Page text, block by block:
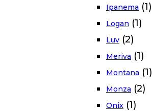
Ipanema (1)
Logan (1)
Luv (2)
Meriva (1)
Montana (1)
Monza (2)
Onix (1)